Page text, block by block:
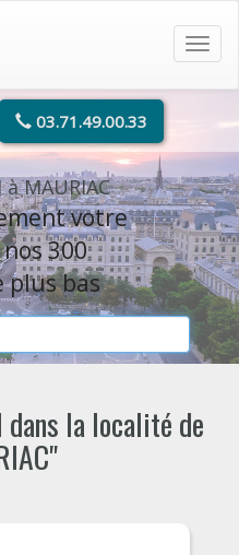
03.71.49.00.33
MAURIAC
votre
300
plus bas
dans la localité de